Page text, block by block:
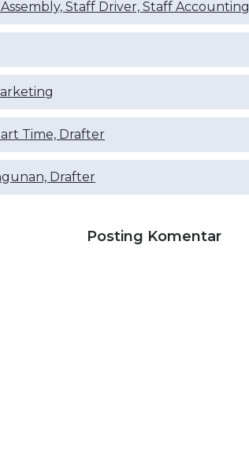
Staff Driver, Staff Accounting
Time, Drafter
Drafter
Posting Komentar